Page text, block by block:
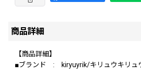
商品詳細
【商品詳細】
■ブランド : kiryuyrik/キリュウキリュ